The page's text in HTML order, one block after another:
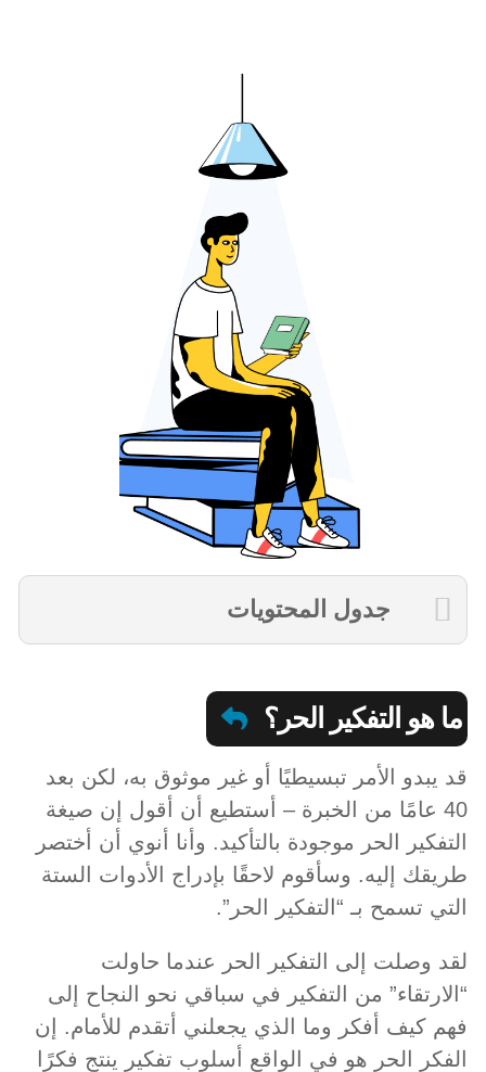
جدول المحتويات
ما هو التفكير الحر؟
قد يبدو الأمر تبسيطيًا أو غير موثوق به، لكن بعد
40 عامًا من الخبرة – أستطيع أن أقول إن صيغة
التفكير الحر موجودة بالتأكيد. وأنا أنوي أن أختصر
طريقك إليه. وسأقوم لاحقًا بإدراج الأدوات الستة
التي تسمح بـ “التفكير الحر”.
لقد وصلت إلى التفكير الحر عندما حاولت
“الارتقاء” من التفكير في سباقي نحو النجاح إلى
فهم كيف أفكر وما الذي يجعلني أتقدم للأمام. إن
الفكر الحر هو في الواقع أسلوب تفكير ينتج فكرًا